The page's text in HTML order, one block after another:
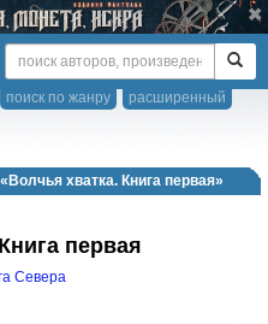
расширенный
поиск по жанру
хватка. Книга первая»
первая
Севера